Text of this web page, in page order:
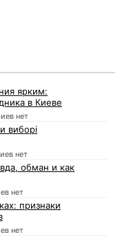
ярким:
в Киеве
нет
виборі
нет
обман и как
нет
признаки
нет